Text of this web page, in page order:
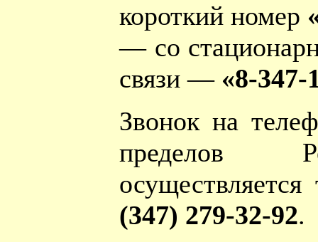
короткий номер
— со
связи — «8-347-
Звонок на
пределов
(347) 279-32-92.